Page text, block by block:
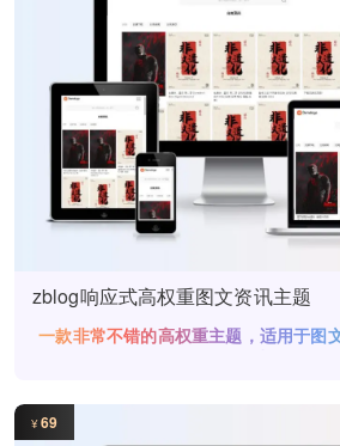
zblog响应式高权重图文资讯主题
一款非常不错的高权重主题，适用于图
¥69